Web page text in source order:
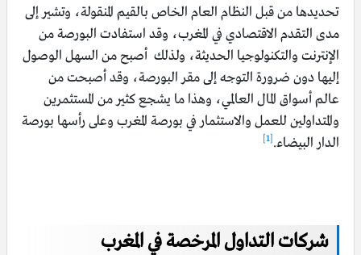
تحديدها من قبل النظام العام الخاص بالقيم المنقولة، وتشير إلى
مدى التقدم الاقتصادي في المغرب، وقد استفادت البورصة من
الإنترنت والتكنولوجيا الحديثة، ولذلك أصبح من السهل الوصول
إليها دون ضرورة التوجه إلى مقر البورصة، وقد أصبحت من
عالم أسواق المال العالمي، وهذا ما يشجع كثير من المستثمرين
والمتداولين للعمل والاستثمار في بورصة المغرب وعلى رأسها بورصة
الدار البيضاء.[1]
شركات التداول المرخصة في المغرب